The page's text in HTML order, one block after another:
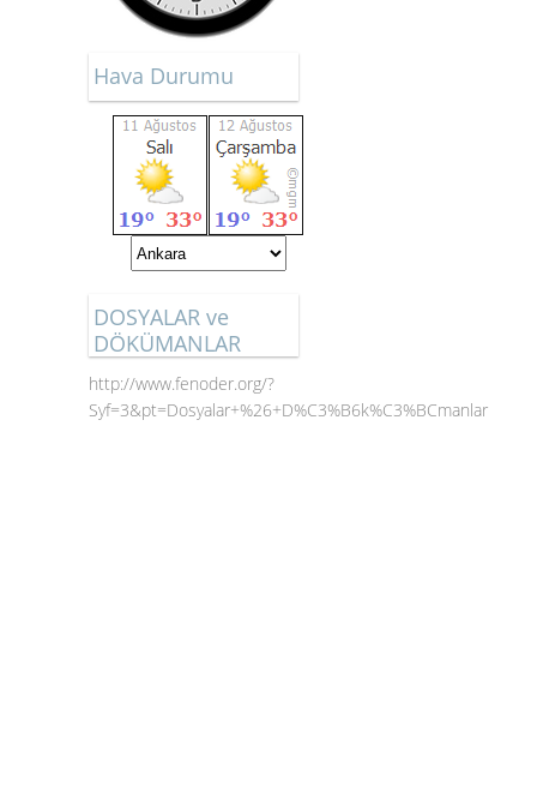
Hava Durumu
DOSYALAR ve
DÖKÜMANLAR
http://www.fenoder.org/?
Syf=3&pt=Dosyalar+%26+D%C3%B6k%C3%BCmanlar